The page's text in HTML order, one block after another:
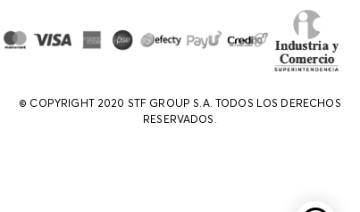
© COPYRIGHT 2020 STF GROUP S.A. TODOS LOS DERECHOS
RESERVADOS.